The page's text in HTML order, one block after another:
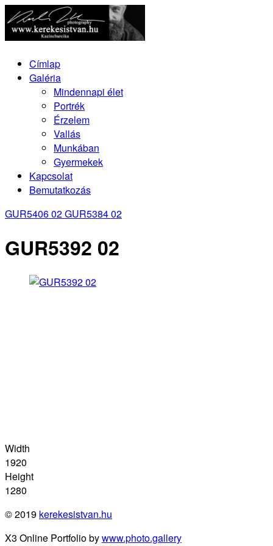
Címlap
Galéria
Mindennapi élet
Portrék
Érzelem
Vallás
Munkában
Gyermekek
Kapcsolat
Bemutatkozás
GUR5406 02GUR5384 02
GUR5392 02
Width
1920
Height
1280
© 2019 kerekesistvan.hu
X3 Online Portfolio bywww.photo.gallery